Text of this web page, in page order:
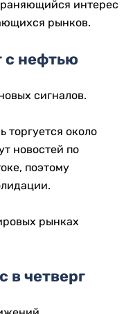
интерес
рынков.
с нефтью
сигналов.
торгуется около
новостей по
поэтому
рынках
в четверг